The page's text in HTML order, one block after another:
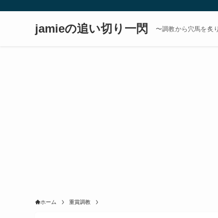
jamieの追い切り一閃 〜調教から穴馬を炙
ホーム 重賞調教